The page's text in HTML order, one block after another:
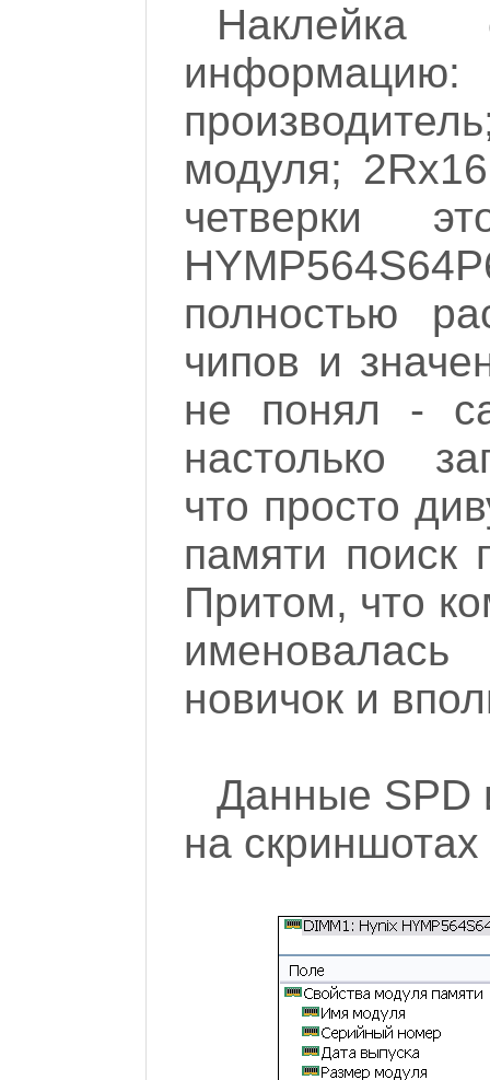
Наклейка
модуля;
четверки
полностью
чипов и
не понял -
настолько
что просто
памяти поиск
Притом, что
новичок и
Данные SPD
на